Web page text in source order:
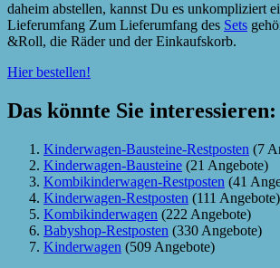
daheim abstellen, kannst Du es unkompliziert
Lieferumfang Zum Lieferumfang des Sets
&Roll, die Räder und der Einkaufskorb.
Hier bestellen!
Das könnte Sie interessieren:
Kinderwagen-Bausteine-Restposten (7
Kinderwagen-Bausteine (21 Angebote)
Kombikinderwagen-Restposten (41
Kinderwagen-Restposten (111 Angebote)
Kombikinderwagen (222 Angebote)
Babyshop-Restposten (330 Angebote)
Kinderwagen (509 Angebote)